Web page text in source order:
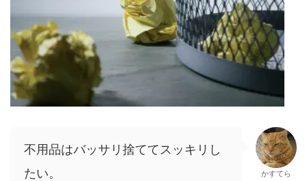
不用品はバッサリ捨ててスッキリし
たい。
かすてら